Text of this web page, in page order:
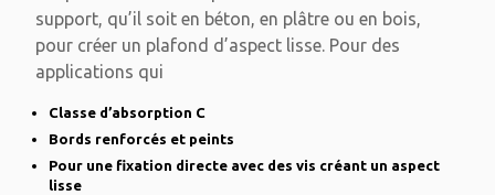
support, qu’il soit en béton, en plâtre ou en bois,
pour créer un plafond d’aspect lisse. Pour des
applications qui
Classe d’absorption C
Bords renforcés et peints
Pour une fixation directe avec des vis créant un aspect
lisse